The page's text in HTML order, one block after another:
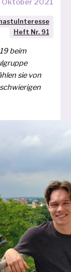
Oktober 2021
hastuInteresse
Heft Nr. 91
beim
sie von